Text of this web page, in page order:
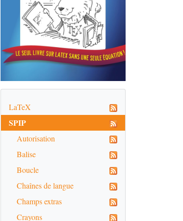
LaTeX
SPIP
Autorisation
Balise
Boucle
Chaînes de langue
Champs extras
Crayons